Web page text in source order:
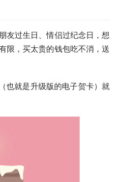
友过生日、情侣过纪念日，想
限，买太贵的钱包吃不消，送
（也就是升级版的电子贺卡）就